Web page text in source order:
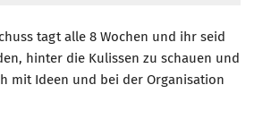
BVMC
tagt alle 8 Wochen und ihr seid
hinter die Kulissen zu schauen und
mit Ideen und bei der Organisation